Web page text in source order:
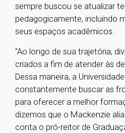
sempre buscou se atualizar
pedagogicamente, incluindo
seus espaços acadêmicos.
"Ao longo de sua trajetória,
criados a fim de atender às
Dessa maneira, a
constantemente buscar as
para oferecer a melhor
dizemos que o Mackenzie
conta o pró-reitor de